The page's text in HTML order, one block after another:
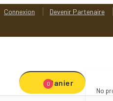
Connexion Devenir Partenaire
0Panier
No